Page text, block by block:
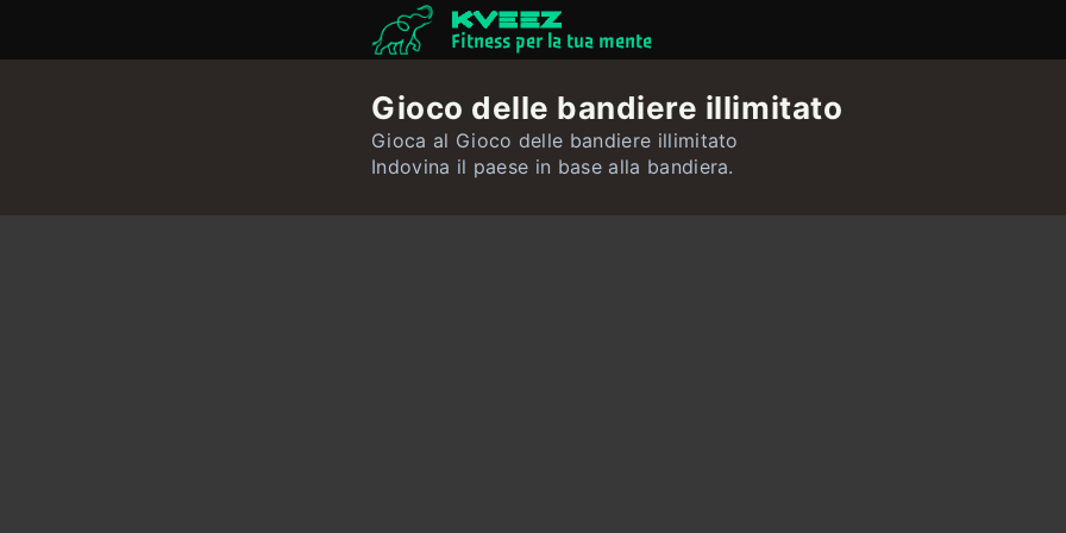
Fitness per la tua mente
Gioco delle bandiere illimitato
Gioca al Gioco delle bandiere illimitato
Indovina il paese in base alla bandiera.